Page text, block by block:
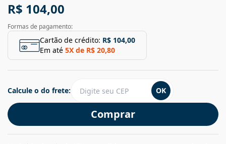
R$ 104,00
Formas de pagamento:
Cartão de crédito: R$ 104,00
Em até 5X de R$ 20,80
Comprar
Calcule o do frete: OK